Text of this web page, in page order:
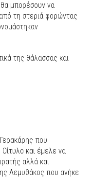
θα μπορέσουν να
τη στεριά φορώντας
της θάλασσας και
που
και έμελε να
αλλά και
Λεμυθάκος που ανήκε